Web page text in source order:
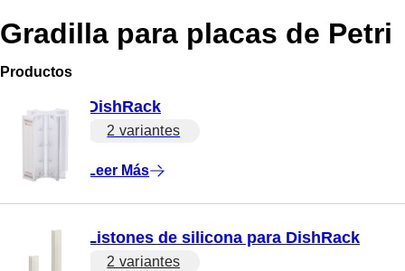
Gradilla para placas de Petri
Productos
DishRack
2 variantes
Leer Más
Listones de silicona para DishRack
2 variantes